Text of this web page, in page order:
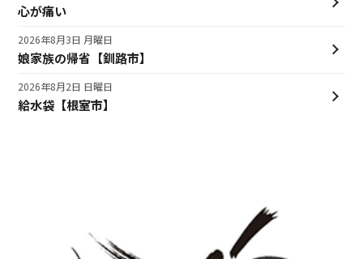
心が痛い
娘家族の帰省【釧路市】
2026年8月3日 月曜日
給水袋【根室市】
2026年8月2日 日曜日